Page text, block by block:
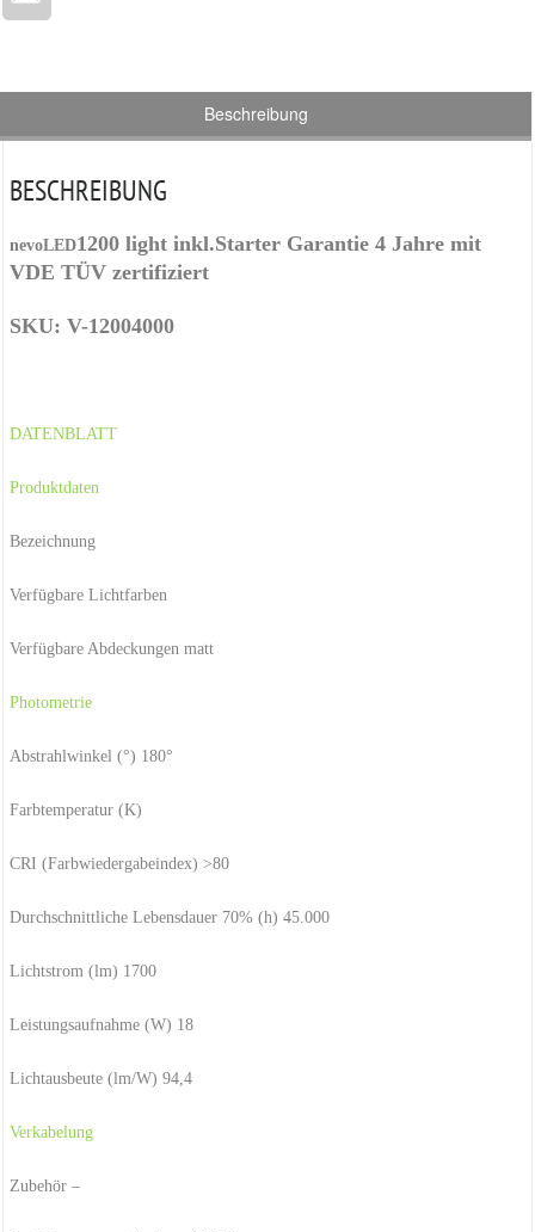
Beschreibung
BESCHREIBUNG
nevoLED1200 light inkl.Starter Garantie 4 Jahre mit
VDE TÜV zertifiziert
SKU: V-12004000
DATENBLATT
Produktdaten
Bezeichnung
Verfügbare Lichtfarben
Verfügbare Abdeckungen matt
Photometrie
Abstrahlwinkel (°) 180°
Farbtemperatur (K)
CRI (Farbwiedergabeindex) >80
Durchschnittliche Lebensdauer 70% (h) 45.000
Lichtstrom (lm) 1700
Leistungsaufnahme (W) 18
Lichtausbeute (lm/W) 94,4
Verkabelung
Zubehör –